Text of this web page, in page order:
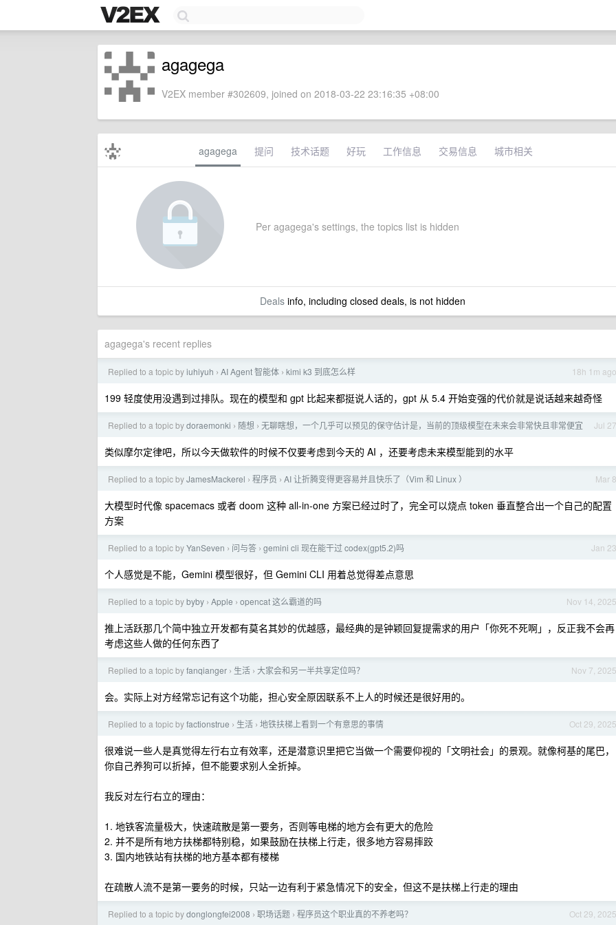
agagega
V2EX member #302609, joined on 2018-03-22 23:16:35 +08:00
agagega 提问 技术话题 好玩 工作信息 交易信息 城市相关
Per agagega's settings, the topics list is hidden
Dealsinfo, including closed deals, is not hidden
agagega's recent replies
18h 1m ago
Replied to a topic byiuhiyuh › AI Agent 智能体 › kimi k3 到底怎么样
199 轻度使用没遇到过排队。现在的模型和 gpt 比起来都挺说人话的，gpt 从 5.4 开始变强的代价就是说话越来越奇怪
Jul 27
Replied to a topic bydoraemonki › 随想 › 无聊瞎想，一个几乎可以预见的保守估计是，当前的顶级模型在未来会非常快且非常便宜
类似摩尔定律吧，所以今天做软件的时候不仅要考虑到今天的 AI ，还要考虑未来模型能到的水平
Mar 8
Replied to a topic byJamesMackerel › 程序员 › AI 让折腾变得更容易并且快乐了（Vim 和 Linux ）
大模型时代像 spacemacs 或者 doom 这种 all-in-one 方案已经过时了，完全可以烧点 token 垂直整合出一个自己的配置
方案
Jan 23
Replied to a topic byYanSeven › 问与答 › gemini cli 现在能干过 codex(gpt5.2)吗
个人感觉是不能，Gemini 模型很好，但 Gemini CLI 用着总觉得差点意思
Nov 14, 2025
Replied to a topic bybyby › Apple › opencat 这么霸道的吗
推上活跃那几个简中独立开发都有莫名其妙的优越感，最经典的是钟颖回复提需求的用户「你死不死啊」，反正我不会再
考虑这些人做的任何东西了
Nov 7, 2025
Replied to a topic byfanqianger › 生活 › 大家会和另一半共享定位吗？
会。实际上对方经常忘记有这个功能，担心安全原因联系不上人的时候还是很好用的。
Oct 29, 2025
Replied to a topic byfactionstrue › 生活 › 地铁扶梯上看到一个有意思的事情
很难说一些人是真觉得左行右立有效率，还是潜意识里把它当做一个需要仰视的「文明社会」的景观。就像柯基的尾巴，
你自己养狗可以折掉，但不能要求别人全折掉。
我反对左行右立的理由：
1. 地铁客流量极大，快速疏散是第一要务，否则等电梯的地方会有更大的危险
2. 并不是所有地方扶梯都特别稳，如果鼓励在扶梯上行走，很多地方容易摔跤
3. 国内地铁站有扶梯的地方基本都有楼梯
在疏散人流不是第一要务的时候，只站一边有利于紧急情况下的安全，但这不是扶梯上行走的理由
Oct 29, 2025
Replied to a topic bydonglongfei2008 › 职场话题 › 程序员这个职业真的不养老吗？